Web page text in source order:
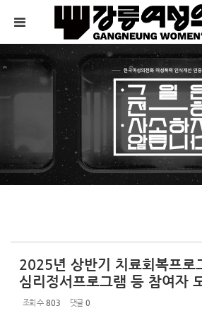
메뉴 건너뛰기
2025년 상반기 치료회복프로
심리정서프로그램 등 참여자
조회 수 803 댓글 0